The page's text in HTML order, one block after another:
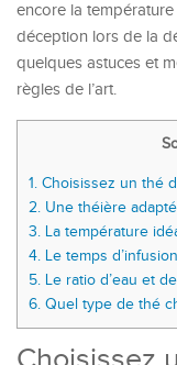
encore la
déception lors de la
quelques astuces et
règles de l’art.
1. Choisissez un thé
2. Une théière
3. La température
4. Le temps
5. Le ratio d’eau et
6. Quel type de thé